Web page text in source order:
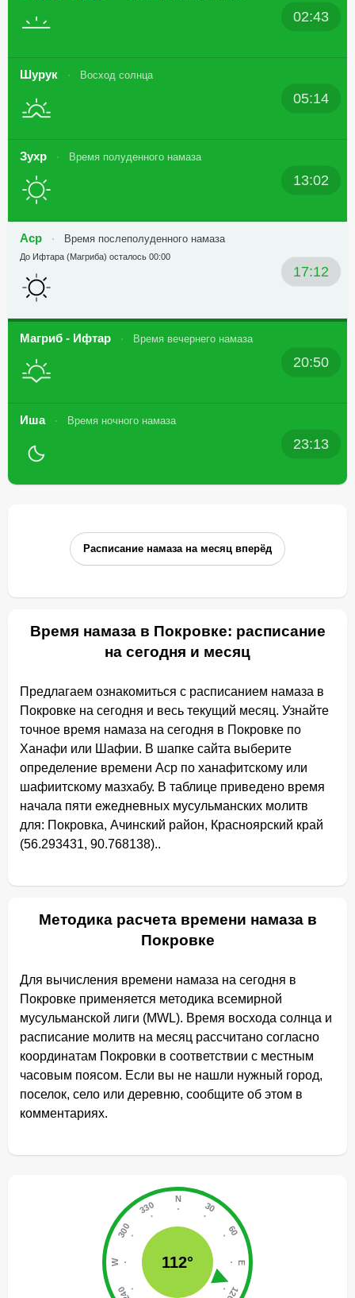
02:43
Шурук Восход солнца
05:14
Зухр Время полуденного намаза
13:02
Аср Время послеполуденного намаза
17:12
До Ифтара (Магриба) осталось 00:00
Магриб - Ифтар Время вечернего намаза
20:50
Иша Время ночного намаза
23:13
Расписание намаза на месяц вперёд
Время намаза в Покровке: расписание
на сегодня и месяц
Предлагаем ознакомиться с расписанием намаза в
Покровке на сегодня и весь текущий месяц. Узнайте
точное время намаза на сегодня в Покровке по
Ханафи или Шафии. В шапке сайта выберите
определение времени Аср по ханафитскому или
шафиитскому мазхабу. В таблице приведено время
начала пяти ежедневных мусульманских молитв
для: Покровка, Ачинский район, Красноярский край
(56.293431, 90.768138)..
Методика расчета времени намаза в
Покровке
Для вычисления времени намаза на сегодня в
Покровке применяется методика всемирной
мусульманской лиги (MWL). Время восхода солнца и
расписание молитв на месяц рассчитано согласно
координатам Покровки в соответствии с местным
часовым поясом. Если вы не нашли нужный город,
поселок, село или деревню, сообщите об этом в
комментариях.
112°